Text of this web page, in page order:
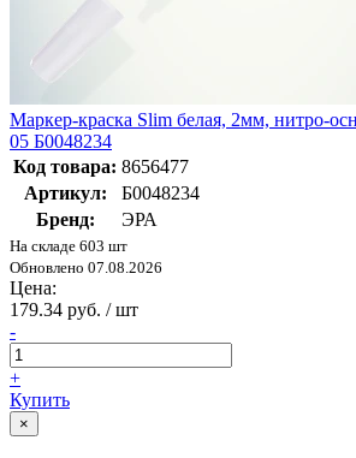
Маркер-краска Slim белая, 2мм, нитро-
05 Б0048234
Код товара: 8656477
Артикул:
Б0048234
Бренд:
ЭРА
На складе 603 шт
Обновлено 07.08.2026
Цена:
179.34 руб. / шт
-
+
Купить
×